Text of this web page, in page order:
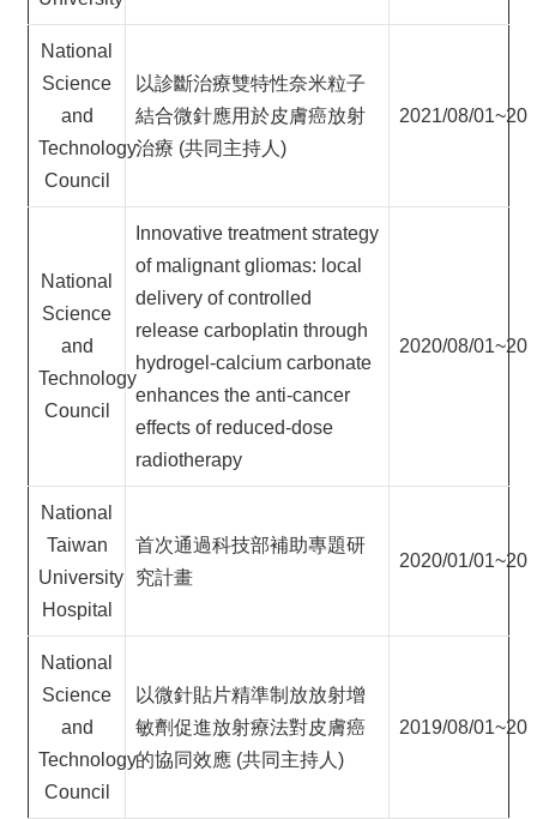
National
Science
and
Technology
Council
以診斷治療雙特性奈米粒子
結合微針應用於皮膚癌放射
治療 (共同主持人)
2021/08/
National
Science
and
Technology
Council
Innovative treatment strategy
of malignant gliomas: local
delivery of controlled
release carboplatin through
hydrogel-calcium carbonate
enhances the anti-cancer
effects of reduced-dose
radiotherapy
2020/08/
National
Taiwan
University
Hospital
首次通過科技部補助專題研
究計畫
2020/01/
National
Science
and
Technology
Council
以微針貼片精準制放放射增
敏劑促進放射療法對皮膚癌
的協同效應 (共同主持人)
2019/08/